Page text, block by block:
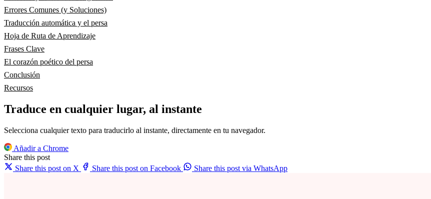
Errores Comunes (y Soluciones)
Traducción automática y el persa
Hoja de Ruta de Aprendizaje
Frases Clave
El corazón poético del persa
Conclusión
Recursos
Traduce en cualquier lugar, al instante
Selecciona cualquier texto para traducirlo al instante, directamente en tu navegador.
Añadir a Chrome
Share this post
Share this post on X
Share this post on Facebook Share this post via WhatsApp